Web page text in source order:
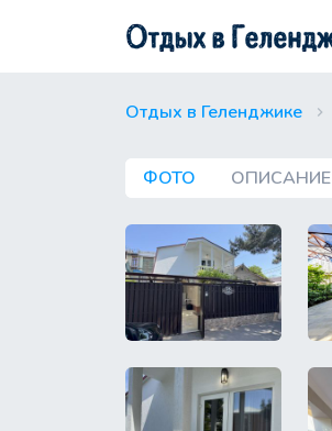
Отдых в Геленджике
ФОТО ОПИСАНИЕ